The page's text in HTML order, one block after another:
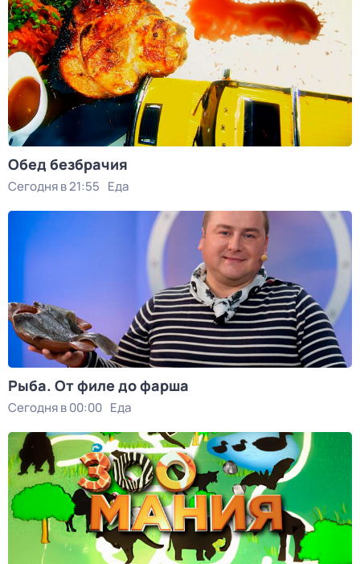
Обед безбрачия
Сегодня в 21:55 Еда
Рыба. От филе до фарша
Сегодня в 00:00 Еда